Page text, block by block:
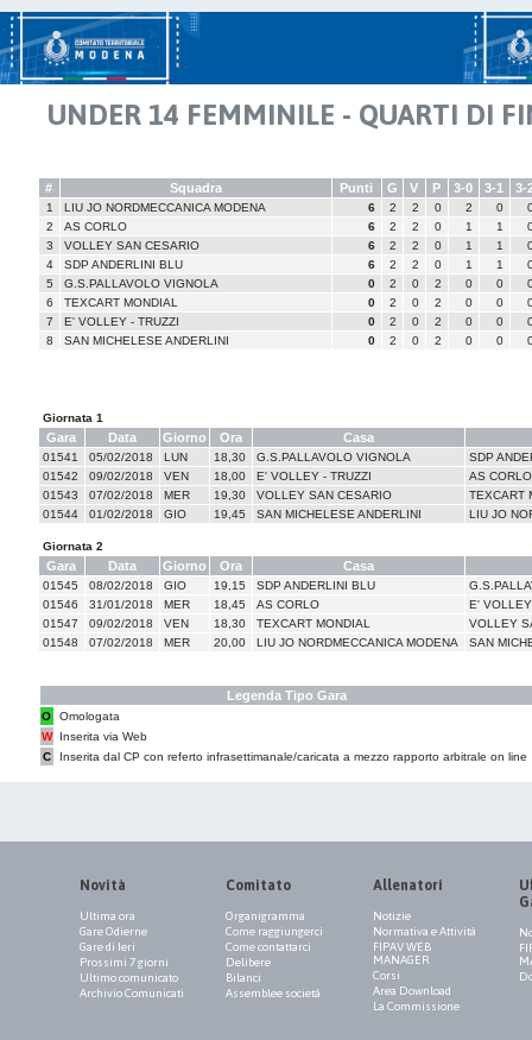
UNDER 14 FEMMINILE - QUARTI DI
# Squadra Punti G V P 3-0 3-1 3-
1 LIU JO NORDMECCANICA MODENA 6 2 2 0 2 0
2
AS CORLO 6 2 2 0 1 1
3
VOLLEY SAN CESARIO 6 2 2 0 1 1
4
SDP ANDERLINI BLU 6 2 2 0 1 1
5
G.S.PALLAVOLO VIGNOLA 0 2 0 2 0 0
6
TEXCART MONDIAL 0 2 0 2 0 0
7
E' VOLLEY - TRUZZI 0 2 0 2 0 0
8
SAN MICHELESE ANDERLINI 0 2 0 2 0 0
Giornata 1
Gara Data Giorno Ora Casa
01541 05/02/2018 LUN 18,30 G.S.PALLAVOLO VIGNOLA
SDP
01542
09/02/2018 VEN 18,00 E' VOLLEY - TRUZZI
AS CORLO
01543
07/02/2018 MER 19,30 VOLLEY SAN CESARIO
TEXCART
01544
01/02/2018 GIO 19,45 SAN MICHELESE ANDERLINI LIU JO
Giornata 2
Gara Data Giorno Ora Casa
01545 08/02/2018 GIO 19,15 SDP ANDERLINI BLU
01546
31/01/2018 MER 18,45 AS CORLO
E'
01547
09/02/2018 VEN 18,30 TEXCART MONDIAL
VOLLEY
01548
07/02/2018 MER 20,00 LIU JO NORDMECCANICA MODENA SAN
Legenda Tipo Gara
O
Omologata
W
Inserita via Web
C
Inserita dal CP con referto infrasettimanale/caricata a mezzo rapporto arbitrale on line
Novità
Ultima ora
Gare Odierne
Gare di Ieri
Prossimi 7 giorni
Ultimo comunicato
Archivio Comunicati
Comitato
Organigramma
Come raggiungerci
Come contattarci
Delibere
Bilanci
Assemblee società
Allenatori
Notizie
Normativa e Attività
FIPAV WEB
MANAGER
Corsi
Area Download
La Commissione